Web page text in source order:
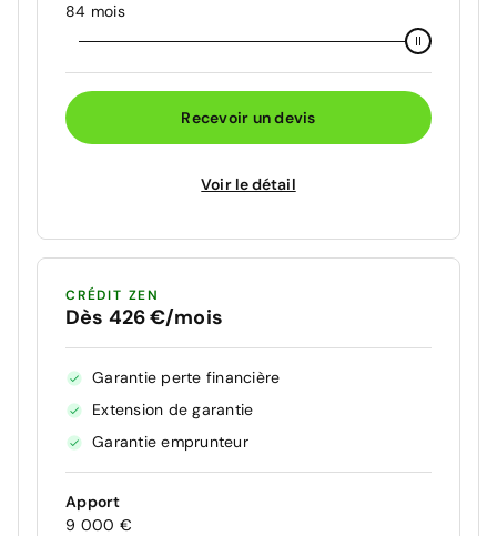
84 mois
Recevoir un devis
Voir le détail
CRÉDIT ZEN
Dès 426 €/mois
Garantie perte financière
Extension de garantie
Garantie emprunteur
Apport
9 000 €